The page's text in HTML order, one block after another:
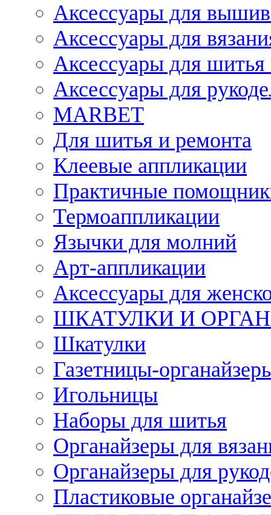
Аксессуары для
Аксессуары для
Аксессуары для
Аксессуары для
MARBET
Для шитья и ремонта
Клеевые аппликации
Практичные
Термоаппликации
Язычки для молний
Арт-аппликации
Аксессуары для
ШКАТУЛКИ И
Шкатулки
Газетницы-
Игольницы
Наборы для шитья
Органайзеры для
Органайзеры для
Пластиковые